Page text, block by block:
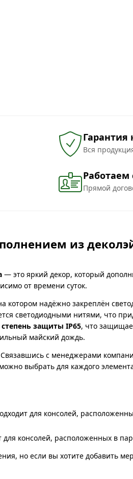
Гарантия
Вся
Прямой
из
— это яркий декор, который
от времени суток.
котором надёжно закреплён
светодиодными нитями, что
степень защиты IP65, что
майский дождь.
с менеджерами
выбрать для каждого
для консолей,
консолей, расположенных в
но если вы хотите добавить